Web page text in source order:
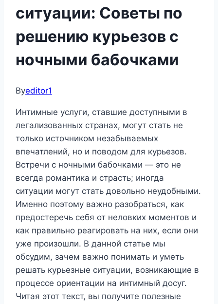
ситуации: Советы по
решению курьезов с
ночными бабочками
Byeditor1
Интимные услуги, ставшие доступными в
легализованных странах, могут стать не
только источником незабываемых
впечатлений, но и поводом для курьезов.
Встречи с ночными бабочками — это не
всегда романтика и страсть; иногда
ситуации могут стать довольно неудобными.
Именно поэтому важно разобраться, как
предостеречь себя от неловких моментов и
как правильно реагировать на них, если они
уже произошли. В данной статье мы
обсудим, зачем важно понимать и уметь
решать курьезные ситуации, возникающие в
процессе ориентации на интимный досуг.
Читая этот текст, вы получите полезные